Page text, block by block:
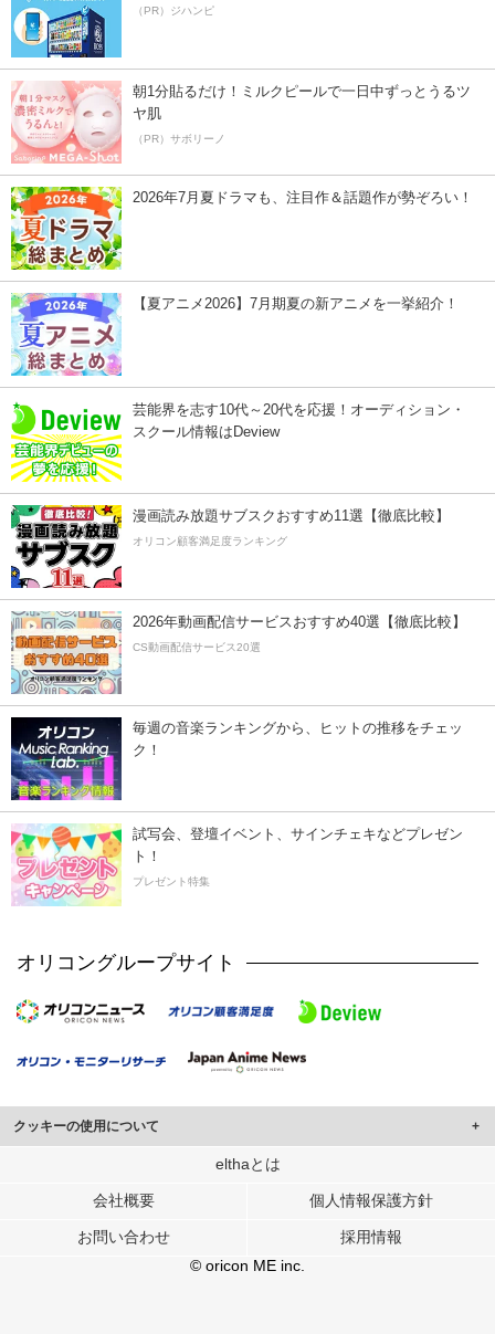
（PR）ジハンピ
朝1分貼るだけ！ミルクピールで一日中ずっとうるツ
ヤ肌
（PR）サボリーノ
2026年7月夏ドラマも、注目作＆話題作が勢ぞろい！
【夏アニメ2026】7月期夏の新アニメを一挙紹介！
芸能界を志す10代～20代を応援！オーディション・
スクール情報はDeview
漫画読み放題サブスクおすすめ11選【徹底比較】
オリコン顧客満足度ランキング
2026年動画配信サービスおすすめ40選【徹底比較】
CS動画配信サービス20選
毎週の音楽ランキングから、ヒットの推移をチェッ
ク！
試写会、登壇イベント、サインチェキなどプレゼン
ト！
プレゼント特集
オリコングループサイト
クッキーの使用について
このサイトでは Cookie を使用して、ユーザーに合わせたコンテンツや広告の
行っています。
メディアや広告配信、データ解析の各パートナーに提供しています。
各パートナーは、この情報とユーザーが各パートナーに提供した他の情報や、
ユーザーが各パートナーのサービスを使用したときに収集した他の情報を組み
elthaとは
会社概要 個人情報保護方針
お問い合わせ
採用情報
© oricon ME inc.